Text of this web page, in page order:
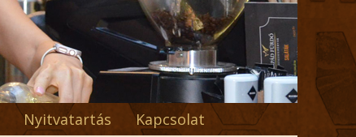
Nyitvatartás Kapcsolat